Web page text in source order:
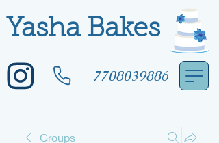
Yasha Bakes
7708039886
Groups